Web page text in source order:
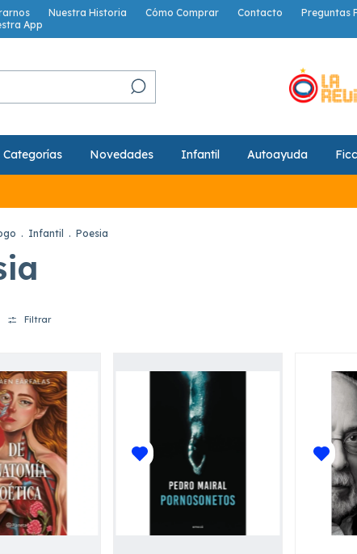
Nuestra Historia Cómo Comprar Contacto Preguntas
App
Categorías Novedades Infantil Autoayuda
. Infantil . Poesia
Filtrar